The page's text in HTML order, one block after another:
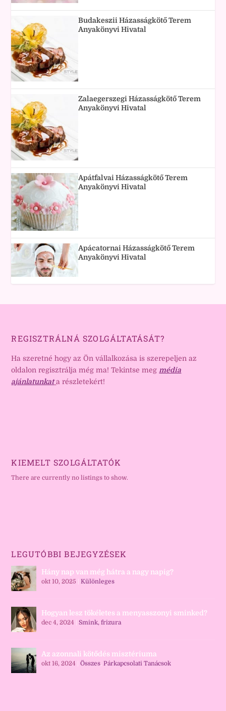
Budakeszii Házasságkötő Terem
Anyakönyvi Hivatal
Zalaegerszegi Házasságkötő Terem
Anyakönyvi Hivatal
Apátfalvai Házasságkötő Terem
Anyakönyvi Hivatal
Apácatornai Házasságkötő Terem
Anyakönyvi Hivatal
REGISZTRÁLNÁ SZOLGÁLTATÁSÁT?
Ha szeretné hogy az Ön vállalkozása is szerepeljen az
oldalon regisztrálja még ma! Tekintse megmédia
ajánlatunkat a részletekért!
KIEMELT SZOLGÁLTATÓK
There are currently no listings to show.
LEGUTÓBBI BEJEGYZÉSEK
Hány nap van még hátra a nagy napig?
okt 10, 2025 |Különleges
Hogyan lesz tökéletes a menyasszonyi sminked?
dec 4, 2024 |Smink, frizura
Az azonnali kötődés misztériuma
okt 16, 2024 |Összes,Párkapcsolati Tanácsok